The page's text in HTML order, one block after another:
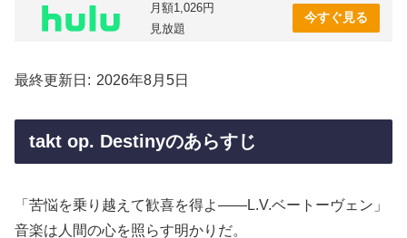
月額1,026円
見放題
今すぐ見る
最終更新日 2026年8月5日
takt op. Destinyのあらすじ
「苦悩を乗り越えて歓喜を得よ――L.V.ベートーヴェン」
音楽は人間の心を照らす明かりだ。